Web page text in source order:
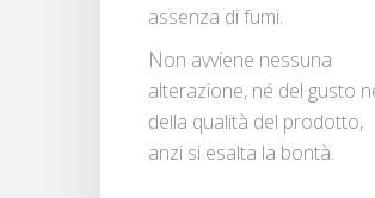
assenza di fumi.
Non avviene nessuna
alterazione, né del gusto
della qualità del prodotto,
anzi si esalta la bontà.